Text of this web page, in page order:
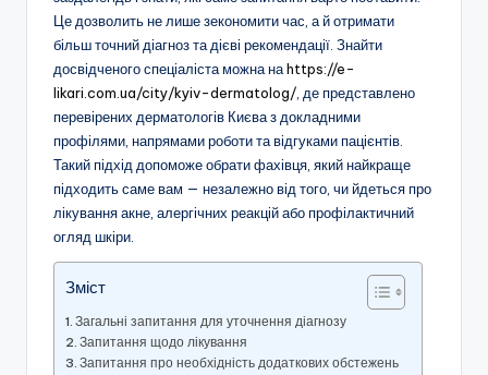
Це дозволить не лише зекономити час, а й отримати
більш точний діагноз та дієві рекомендації. Знайти
досвідченого спеціаліста можна наhttps://e-
likari.com.ua/city/kyiv-dermatolog/ , де представлено
перевірених дерматологів Києва з докладними
профілями, напрямами роботи та відгуками пацієнтів.
Такий підхід допоможе обрати фахівця, який найкраще
підходить саме вам — незалежно від того, чи йдеться про
лікування акне, алергічних реакцій або профілактичний
огляд шкіри.
Зміст
Загальні запитання для уточнення діагнозу
Запитання щодо лікування
Запитання про необхідність додаткових обстежень